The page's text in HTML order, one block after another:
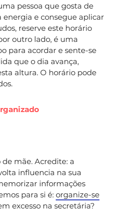
pessoa que gosta de
e consegue aplicar
reserve este horário
outro lado, é uma
para acordar e sente-se
que o dia avança,
altura. O horário pode
de mãe. Acredite: a
influencia na sua
informações
para si é: organize-se
excesso na secretária?